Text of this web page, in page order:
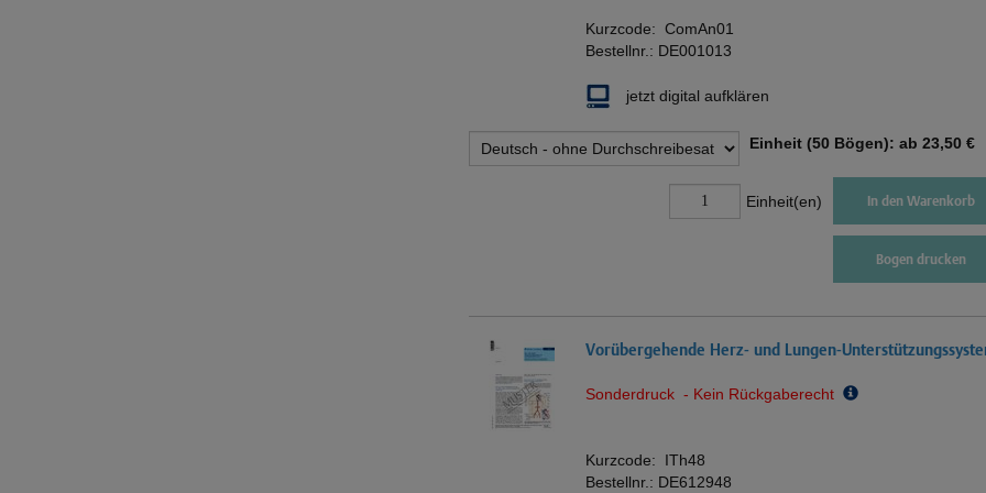
Kurzcode: ComAn01
Bestellnr.: DE001013
jetzt digital aufklären
Einheit (50 Bögen): ab 23,50 €
Einheit(en) In den Warenkorb
Bogen drucken
Vorübergehende Herz- und Lungen-
Sonderdruck - Kein Rückgaberecht
Kurzcode: ITh48
Bestellnr.: DE612948